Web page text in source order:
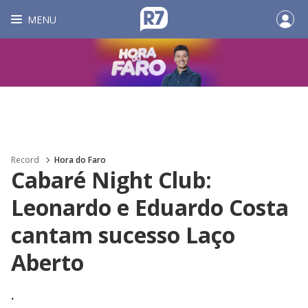
MENU
Record Hora do Faro
Cabaré Night Club:
Leonardo e Eduardo Costa
cantam sucesso Laço
Aberto
.